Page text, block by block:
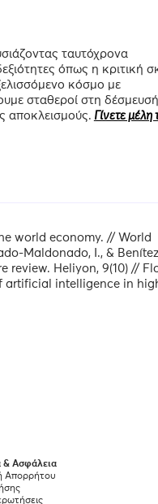
ταυτόχρονα
όπως η κριτική
κόσμο με
σταθεροί στη
αποκλεισμούς. Γίνετε μέλη
world economy. // World
Maldonado, I., &
review. Heliyon, 9(10) //
artificial intelligence in
& Ασφάλεια
Απορρήτου